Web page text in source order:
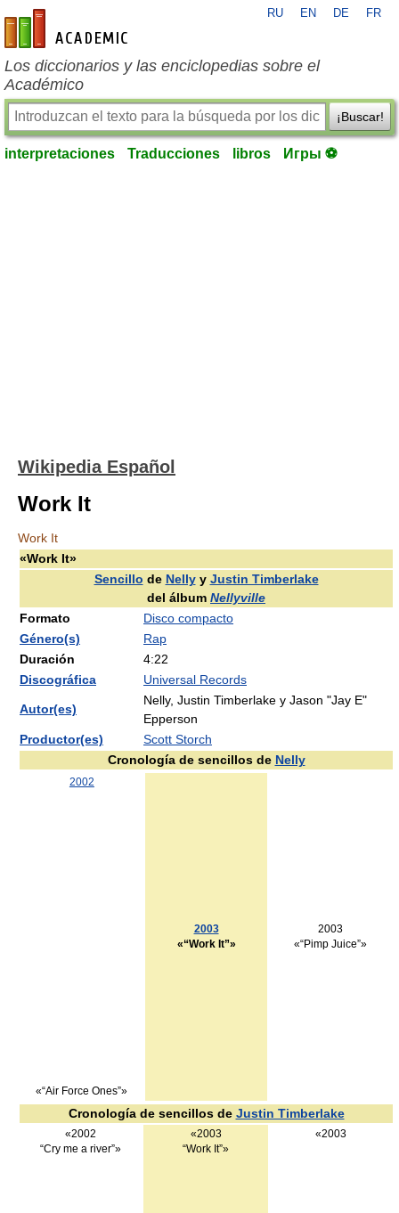
es-academic.com
RU EN DE FR
Los diccionarios y las enciclopedias sobre el
Académico
¡Buscar!
interpretaciones Traducciones libros Игры ⚽
Wikipedia Español
Work It
Work It
«Work It»
Sencillo de Nellyy Justin Timberlake
del álbum Nellyville
Formato
Disco compacto
Género(s)
Rap
Duración
4:22
Discográfica
Universal Records
Autor(es)
Nelly, Justin Timberlake y Jason "Jay E"
Epperson
Productor(es)
Scott Storch
Cronología de sencillos de Nelly
2002
«“Air Force Ones”»
2003
«“Work It”»
2003
«“Pimp Juice”»
Cronología de sencillos de Justin Timberlake
«2002
“Cry me a river”»
«2003
“Work It”»
«2003